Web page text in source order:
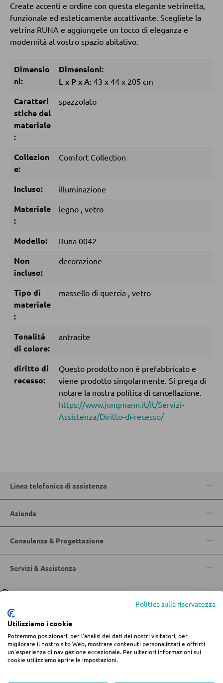
Pouf a sacco
DORMIRE
Comodini
Letti boxspring
Letti matrimoniali
Letti imbottiti
Camere complete
MATERASSI
Materassi
Doghe
Armadi con ante scorrevoli
SPECCHI
Specchi da parete
Specchi da terra
Specchi boudoir e da trucco
Sgabelli da bar
Carrelli da portata
Sgabelli da bar
TAVOLI
Tavoli da pranzo
Toeletta da trucco
SEDIE
Create accenti e ordine con questa elegante vetrinetta,
funzionale ed esteticamente accattivante. Scegliete la
vetrina RUNA e aggiungete un tocco di eleganza e
modernità al vostro spazio abitativo.
Dimensio
ni:
Dimensioni:
Lx PxA: 43 x 44 x 205 cm
Caratteri
stiche del
materiale
:
spazzolato
Collezion
e:
Comfort Collection
Incluso: illuminazione
Materiale
:
legno , vetro
Modello: Runa 0042
Non
incluso:
decorazione
Tipo di
materiale
:
massello di quercia , vetro
Tonalitá
di colore:
antracite
diritto di
recesso:
Questo prodotto non è prefabbricato e
viene prodotto singolarmente. Si prega di
notare la nostra politica di cancellazione.
https://www.jungmann.it/it/Servizi-
Assistenza/Diritto-di-recesso/
Linea telefonica di assistenza
Azienda
Consulenza & Progettazione
Servizi & Assistenza
LinguaDeutsch|Italiano
© 2026 Centro arredamento Jungmann
* Tutti i prezzi includono l'IVA piùspese di spedizionese non diversamente
indicato.
Politica sulla riservatezza
Utilizziamo i cookie
Potremmo posizionarli per l'analisi dei dati dei nostri visitatori, per
migliorare il nostro sito Web, mostrare contenuti personalizzati e offrirti
un'esperienza di navigazione eccezionale. Per ulteriori informazioni sui
cookie utilizziamo aprire le impostazioni.